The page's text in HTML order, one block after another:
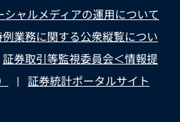
シャルメディアの運用について
業務に関する公衆縦覧につい
証券取引等監視委員会＜情報提
証券統計ポータルサイト